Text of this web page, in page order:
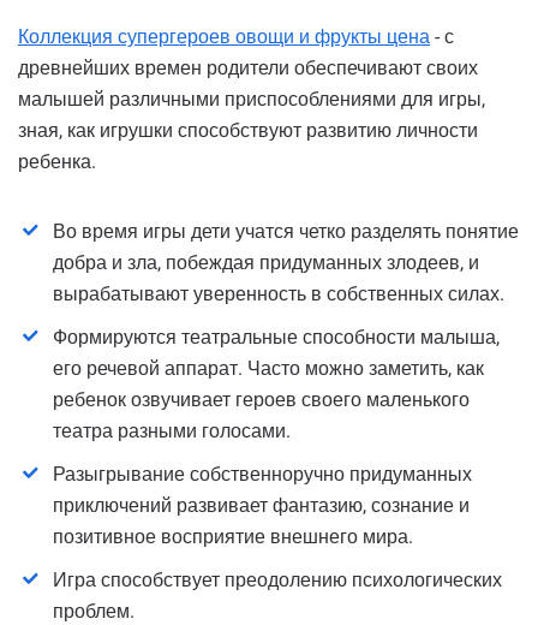
Коллекция супергероев овощи и фрукты цена - с
древнейших времен родители обеспечивают своих
малышей различными приспособлениями для игры,
зная, как игрушки способствуют развитию личности
ребенка.
Во время игры дети учатся четко разделять понятие
добра и зла, побеждая придуманных злодеев, и
вырабатывают уверенность в собственных силах.
Формируются театральные способности малыша,
его речевой аппарат. Часто можно заметить, как
ребенок озвучивает героев своего маленького
театра разными голосами.
Разыгрывание собственноручно придуманных
приключений развивает фантазию, сознание и
позитивное восприятие внешнего мира.
Игра способствует преодолению психологических
проблем.